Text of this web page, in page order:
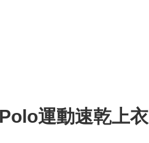
運動速乾上衣